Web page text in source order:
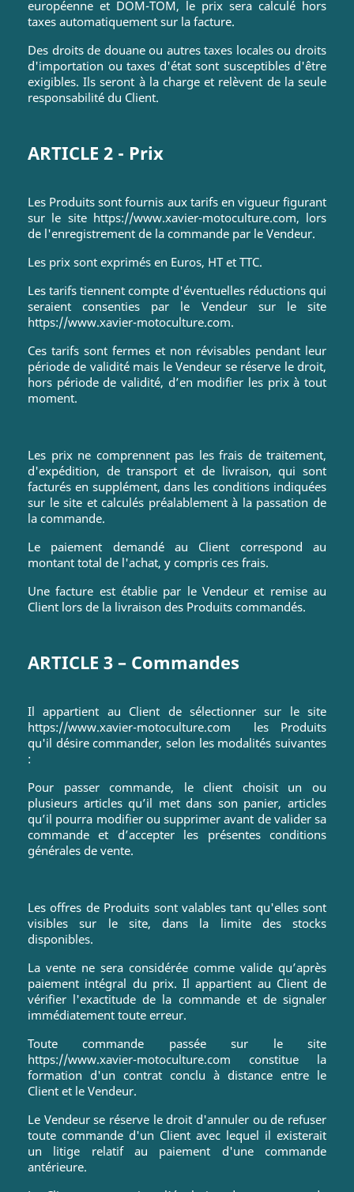
européenne et DOM-TOM, le prix sera calculé hors
taxes automatiquement sur la facture.
Des droits de douane ou autres taxes locales ou droits
d'importation ou taxes d'état sont susceptibles d'être
exigibles. Ils seront à la charge et relèvent de la seule
responsabilité du Client.
ARTICLE 2 - Prix
Les Produits sont fournis aux tarifs en vigueur figurant
sur le site https://www.xavier-motoculture.com, lors
de l'enregistrement de la commande par le Vendeur.
Les prix sont exprimés en Euros, HT et TTC.
Les tarifs tiennent compte d'éventuelles réductions qui
seraient consenties par le Vendeur sur le site
https://www.xavier-motoculture.com.
Ces tarifs sont fermes et non révisables pendant leur
période de validité mais le Vendeur se réserve le droit,
hors période de validité, d’en modifier les prix à tout
moment.
Les prix ne comprennent pas les frais de traitement,
d'expédition, de transport et de livraison, qui sont
facturés en supplément, dans les conditions indiquées
sur le site et calculés préalablement à la passation de
la commande.
Le paiement demandé au Client correspond au
montant total de l'achat, y compris ces frais.
Une facture est établie par le Vendeur et remise au
Client lors de la livraison des Produits commandés.
ARTICLE 3 – Commandes
Il appartient au Client de sélectionner sur le site
https://www.xavier-motoculture.com
les Produits
qu'il désire commander, selon les modalités suivantes
:
Pour passer commande, le client choisit un ou
plusieurs articles qu’il met dans son panier, articles
qu’il pourra modifier ou supprimer avant de valider sa
commande et d’accepter les présentes conditions
générales de vente.
Les offres de Produits sont valables tant qu'elles sont
visibles sur le site, dans la limite des stocks
disponibles.
La vente ne sera considérée comme valide qu’après
paiement intégral du prix. Il appartient au Client de
vérifier l'exactitude de la commande et de signaler
immédiatement toute erreur.
Toute commande passée sur le site
https://www.xavier-motoculture.com constitue la
formation d'un contrat conclu à distance entre le
Client et le Vendeur.
Le Vendeur se réserve le droit d'annuler ou de refuser
toute commande d'un Client avec lequel il existerait
un litige relatif au paiement d'une commande
antérieure.